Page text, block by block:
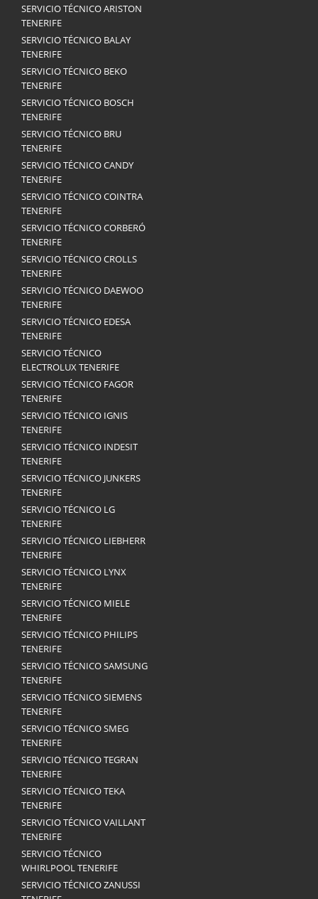
SERVICIO TÉCNICO ARISTON
TENERIFE
SERVICIO TÉCNICO BALAY
TENERIFE
SERVICIO TÉCNICO BEKO
TENERIFE
SERVICIO TÉCNICO BOSCH
TENERIFE
SERVICIO TÉCNICO BRU
TENERIFE
SERVICIO TÉCNICO CANDY
TENERIFE
SERVICIO TÉCNICO COINTRA
TENERIFE
SERVICIO TÉCNICO CORBERÓ
TENERIFE
SERVICIO TÉCNICO CROLLS
TENERIFE
SERVICIO TÉCNICO DAEWOO
TENERIFE
SERVICIO TÉCNICO EDESA
TENERIFE
SERVICIO TÉCNICO
ELECTROLUX TENERIFE
SERVICIO TÉCNICO FAGOR
TENERIFE
SERVICIO TÉCNICO IGNIS
TENERIFE
SERVICIO TÉCNICO INDESIT
TENERIFE
SERVICIO TÉCNICO JUNKERS
TENERIFE
SERVICIO TÉCNICO LG
TENERIFE
SERVICIO TÉCNICO LIEBHERR
TENERIFE
SERVICIO TÉCNICO LYNX
TENERIFE
SERVICIO TÉCNICO MIELE
TENERIFE
SERVICIO TÉCNICO PHILIPS
TENERIFE
SERVICIO TÉCNICO SAMSUNG
TENERIFE
SERVICIO TÉCNICO SIEMENS
TENERIFE
SERVICIO TÉCNICO SMEG
TENERIFE
SERVICIO TÉCNICO TEGRAN
TENERIFE
SERVICIO TÉCNICO TEKA
TENERIFE
SERVICIO TÉCNICO VAILLANT
TENERIFE
SERVICIO TÉCNICO
WHIRLPOOL TENERIFE
SERVICIO TÉCNICO ZANUSSI